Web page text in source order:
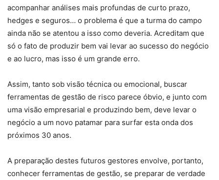
acompanhar análises mais profundas de curto prazo,
hedges e seguros… o problema é que a turma do campo
ainda não se atentou a isso como deveria. Acreditam que
só o fato de produzir bem vai levar ao sucesso do negócio
e ao lucro, mas isso é um grande erro.
Assim, tanto sob visão técnica ou emocional, buscar
ferramentas de gestão de risco parece óbvio, e junto com
uma visão empresarial e produzindo bem, deve levar o
negócio a um novo patamar para surfar esta onda dos
próximos 30 anos.
A preparação destes futuros gestores envolve, portanto,
conhecer ferramentas de gestão, se preparar de verdade